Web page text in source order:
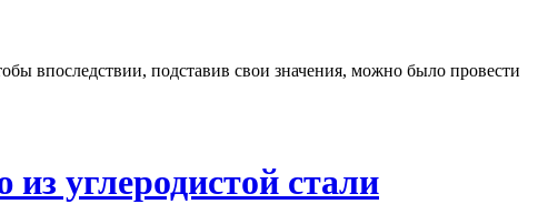
впоследствии, подставив свои значения, можно было провести
углеродистой стали